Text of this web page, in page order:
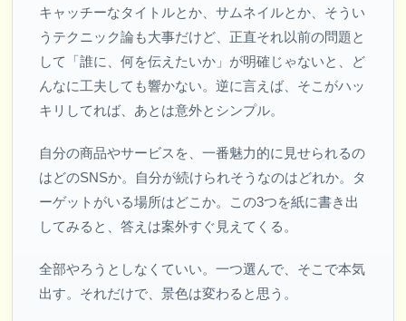
キャッチーなタイトルとか、サムネイルとか、そうい
うテクニック論も大事だけど、正直それ以前の問題と
して「誰に、何を伝えたいか」が明確じゃないと、ど
んなに工夫しても響かない。逆に言えば、そこがハッ
キリしてれば、あとは意外とシンプル。
自分の商品やサービスを、一番魅力的に見せられるの
はどのSNSか。自分が続けられそうなのはどれか。タ
ーゲットがいる場所はどこか。この3つを紙に書き出
してみると、答えは案外すぐ見えてくる。
全部やろうとしなくていい。一つ選んで、そこで本気
出す。それだけで、景色は変わると思う。